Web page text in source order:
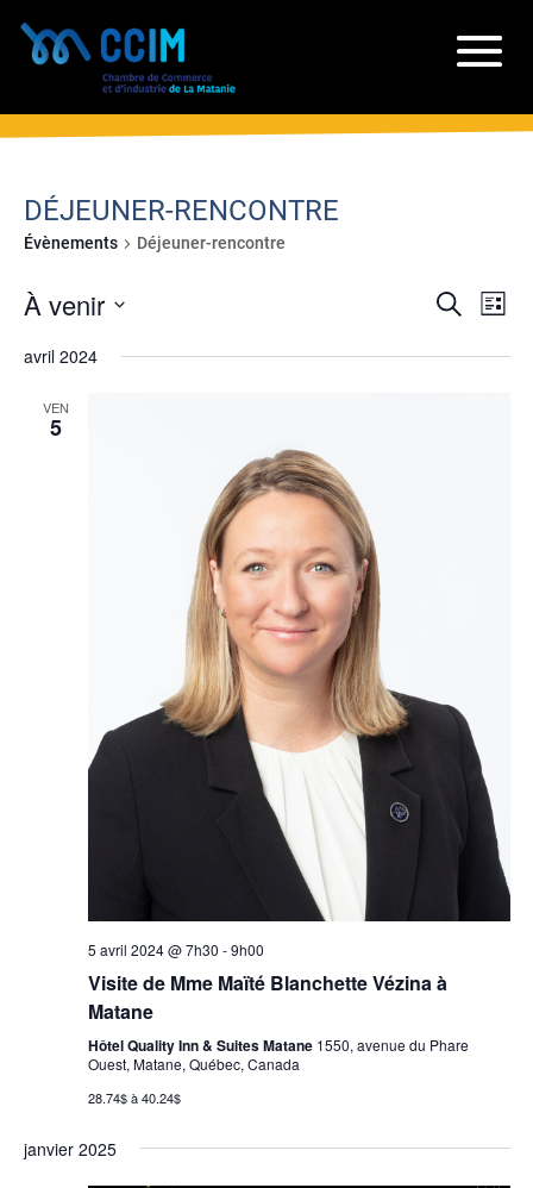
DÉJEUNER-RENCONTRE
Évènements Déjeuner-rencontre
Recherche
Liste
À venir
une
avril 2024
VEN
5
5 avril 2024 @ 7h30 -9h00
Visite de Mme Maïté Blanchette Vézina à
Matane
Hôtel Quality Inn & Suites Matane 1550, avenue du Phare
Ouest, Matane, Québec, Canada
28.74$ à 40.24$
janvier 2025